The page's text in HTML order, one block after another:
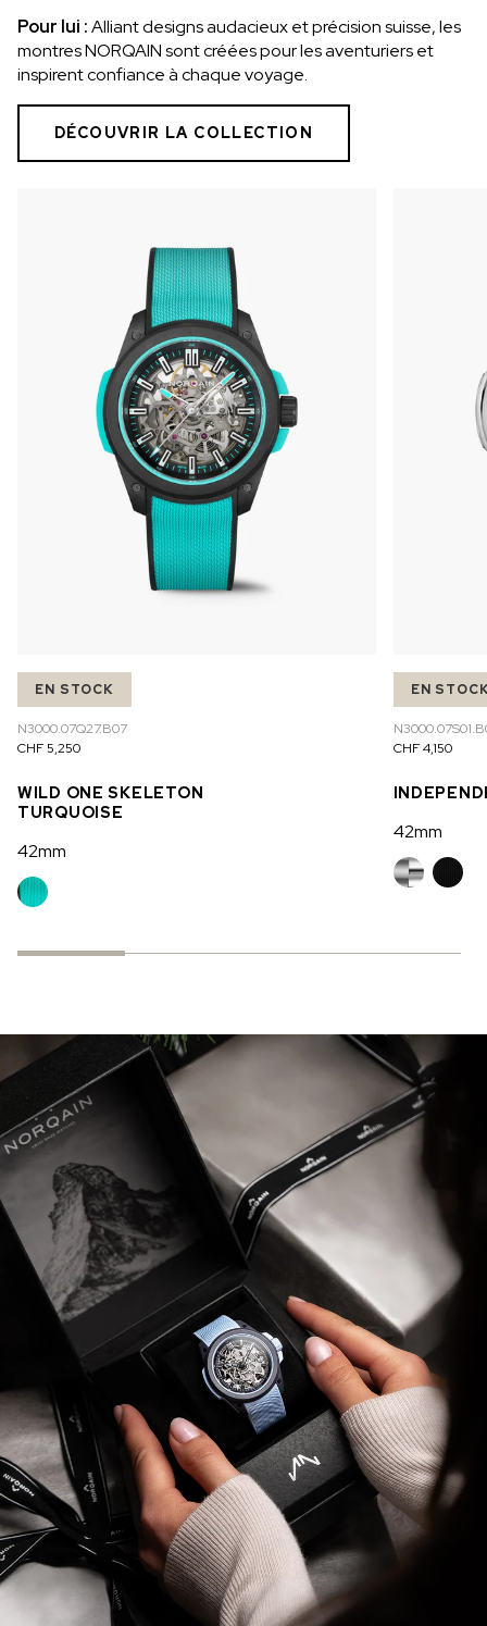
Pour lui :Alliant designs audacieux et précision suisse, les
montres NORQAIN sont créées pour les aventuriers et
inspirent confiance à chaque voyage.
DÉCOUVRIR LA COLLECTION
EN STOCK
N3000.07Q27.B07
CHF 5,250
WILD ONE SKELETON
TURQUOISE
42mm
EN
CHF 4,150
42mm